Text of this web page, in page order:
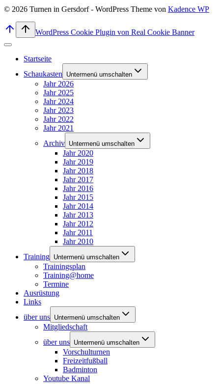
© 2026 Turnen in Gersdorf - WordPress Theme von Kadence WP
WordPress Cookie Plugin von Real Cookie Banner
Startseite
Schaukasten
Untermenü umschalten
Jahr 2026
Jahr 2025
Jahr 2024
Jahr 2023
Jahr 2022
Jahr 2021
Archiv Untermenü umschalten
Jahr 2020
Jahr 2019
Jahr 2018
Jahr 2017
Jahr 2016
Jahr 2015
Jahr 2014
Jahr 2013
Jahr 2012
Jahr 2011
Jahr 2010
Training Untermenü umschalten
Trainingsplan
Training@home
Termine
Ausrüstung
Links
über uns Untermenü umschalten
Mitgliedschaft
über uns Untermenü umschalten
Vorschulturnen
Freizeitfußball
Badminton
Youtube Kanal